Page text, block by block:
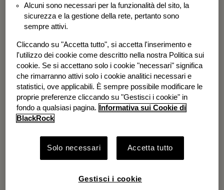
BGF Systematic Global Equity High
Income Fund
Alcuni sono necessari per la funzionalità del sito, la
sicurezza e la gestione della rete, pertanto sono
sempre attivi.
Cliccando su "Accetta tutto", si accetta l'inserimento e
l'utilizzo dei cookie come descritto nella nostra Politica sui
cookie. Se si accettano solo i cookie "necessari" significa
che rimarranno attivi solo i cookie analitici necessari e
statistici, ove applicabili. È sempre possibile modificare le
proprie preferenze cliccando su "Gestisci i cookie" in
fondo a qualsiasi pagina.
Informativa sui Cookie di
BlackRock
Solo necessari Accetta tutto
Gestisci i cookie